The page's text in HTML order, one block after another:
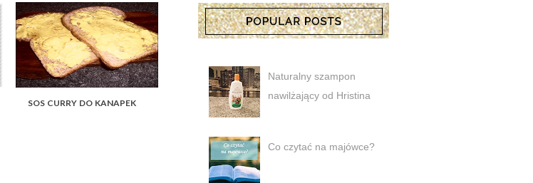
sos curry do kanapek
Naturalny szampon
nawilżający od Hristina
Co czytać na majówce?